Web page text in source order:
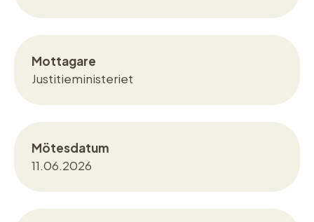
Mottagare
Justitieministeriet
Mötesdatum
11.06.2026